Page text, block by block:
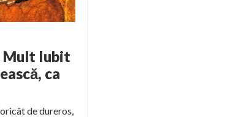
Mult Iubit
ca
de dureros,